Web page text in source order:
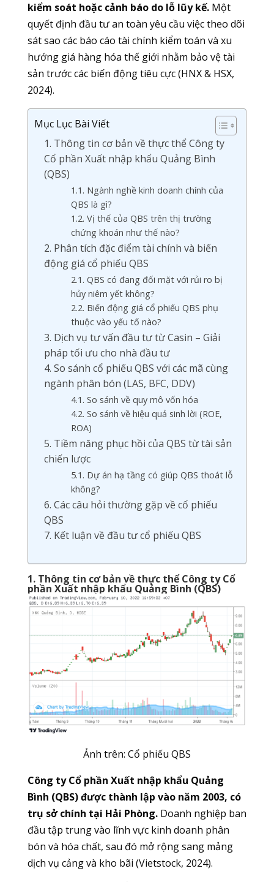
kiểm soát hoặc cảnh báo do lỗ lũy kế.Một
quyết định đầu tư an toàn yêu cầu việc theo dõi
sát sao các báo cáo tài chính kiểm toán và xu
hướng giá hàng hóa thế giới nhằm bảo vệ tài
sản trước các biến động tiêu cực (HNX & HSX,
2024).
Mục Lục Bài Viết
1. Thông tin cơ bản về thực thể Công ty
Cổ phần Xuất nhập khẩu Quảng Bình
(QBS)
1.1. Ngành nghề kinh doanh chính của
QBS là gì?
1.2. Vị thế của QBS trên thị trường
chứng khoán như thế nào?
2. Phân tích đặc điểm tài chính và biến
động giá cổ phiếu QBS
2.1. QBS có đang đối mặt với rủi ro bị
hủy niêm yết không?
2.2. Biến động giá cổ phiếu QBS phụ
thuộc vào yếu tố nào?
3. Dịch vụ tư vấn đầu tư từ Casin – Giải
pháp tối ưu cho nhà đầu tư
4. So sánh cổ phiếu QBS với các mã cùng
ngành phân bón (LAS, BFC, DDV)
4.1. So sánh về quy mô vốn hóa
4.2. So sánh về hiệu quả sinh lời (ROE,
ROA)
5. Tiềm năng phục hồi của QBS từ tài sản
chiến lược
5.1. Dự án hạ tầng có giúp QBS thoát lỗ
không?
6. Các câu hỏi thường gặp về cổ phiếu
QBS
7. Kết luận về đầu tư cổ phiếu QBS
1. Thông tin cơ bản về thực thể Công ty Cổ
phần Xuất nhập khẩu Quảng Bình (QBS)
Ảnh trên: Cổ phiếu QBS
Công ty Cổ phần Xuất nhập khẩu Quảng
Bình (QBS) được thành lập vào năm 2003, có
trụ sở chính tại Hải Phòng.Doanh nghiệp ban
đầu tập trung vào lĩnh vực kinh doanh phân
bón và hóa chất, sau đó mở rộng sang mảng
dịch vụ cảng và kho bãi (Vietstock, 2024).